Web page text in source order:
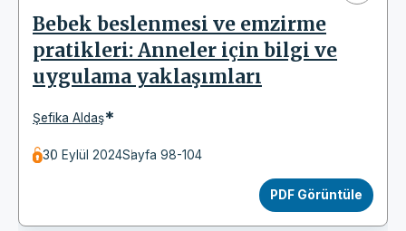
Bebek beslenmesi ve emzirme
pratikleri: Anneler için bilgi ve
uygulama yaklaşımları
Şefika Aldaş*
30 Eylül 2024Sayfa 98-104
PDF Görüntüle